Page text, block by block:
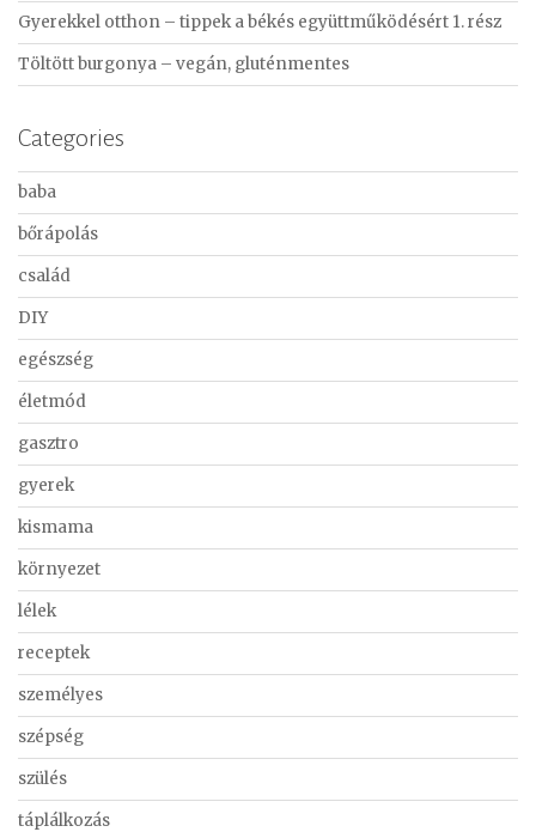
Gyerekkel otthon – tippek a békés együttműködésért 1. rész
Töltött burgonya – vegán, gluténmentes
Categories
baba
bőrápolás
család
DIY
egészség
életmód
gasztro
gyerek
kismama
környezet
lélek
receptek
személyes
szépség
szülés
táplálkozás